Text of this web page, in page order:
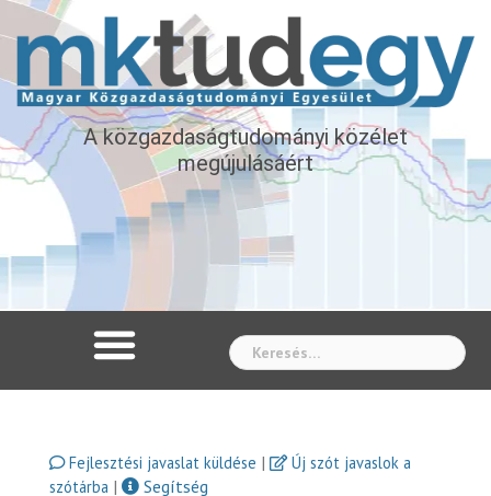
A közgazdaságtudományi közélet
megújulásáért
Fejlesztési javaslat küldése |
Új szót javaslok a
szótárba |
Segítség